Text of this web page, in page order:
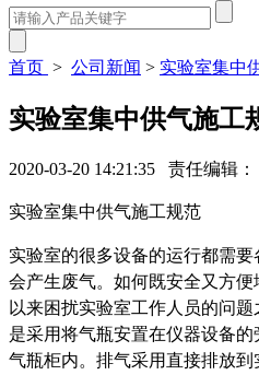
首页 > 公司新闻 > 实验室集中
实验室集中供气施工
2020-03-20 14:21:35 责任编辑：
实验室集中供气施工规范
实验室的很多设备的运行都需
会产生废气。如何既安全又方
以来困扰实验室工作人员的问
是采用将气瓶安置在仪器设备
气瓶柜内。排气采用直接排放